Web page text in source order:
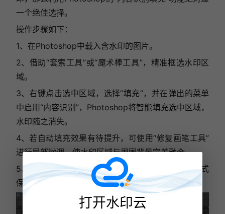
一个绝佳选择。
操作步骤如下：
1、在Photoshop中载入含水印的图片。
2、借助“套索工具”或“魔术棒工具”，精准框选水印区
域。
3、右键点击选中区域，选择“填充”，并在弹出的菜单
中启用“内容识别”，Photoshop将智能填充选中区域，
水印随之消失。
4、若自动填充效果有待提升，可使用“修复画笔工具”
进行局部微调，使水印区域与周围背景完美融合。
5、修复完成后，通过“文件”->“保存为”，选择适宜格式
保存图片。
打开水印云